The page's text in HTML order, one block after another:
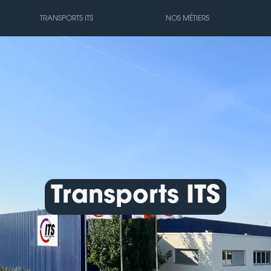
TRANSPORTS ITS NOS MÉTIERS
Transports ITS